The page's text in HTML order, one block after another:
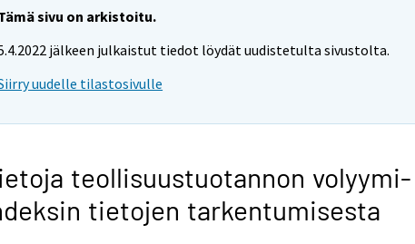
sivu on arkistoitu.
jälkeen julkaistut tiedot löydät uudistetulta sivustolta.
uudelle tilastosivulle
teollisuustuotannon volyymi-
tietojen tarkentumisesta